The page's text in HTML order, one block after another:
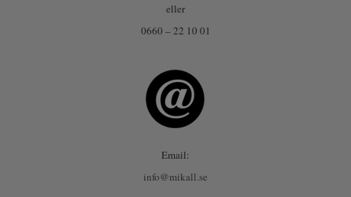
eller
0660 – 22 10 01
Email:
info@mikall.se